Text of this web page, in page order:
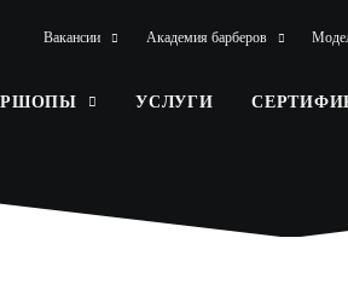
Вакансии Академия барберов
УСЛУГИ